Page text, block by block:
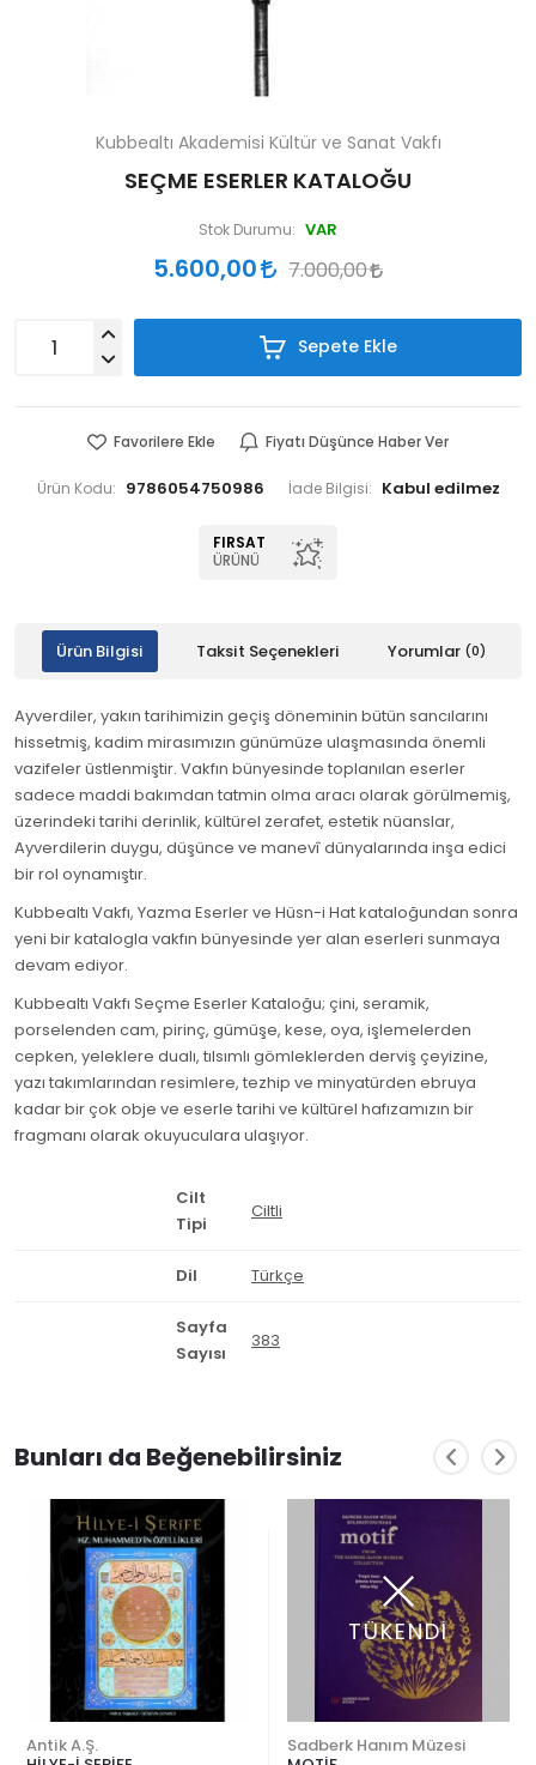
Kubbealtı Akademisi Kültür ve Sanat Vakfı
SEÇME ESERLER KATALOĞU
Stok Durumu: VAR
5.600,00 7.000,00
Sepete Ekle
Favorilere Ekle Fiyatı Düşünce Haber Ver
Ürün Kodu: 9786054750986 İade Bilgisi:
FIRSAT
ÜRÜNÜ
Ürün Bilgisi Taksit Seçenekleri Yorumlar (0)
Ayverdiler, yakın tarihimizin geçiş döneminin bütün sancılarını
hissetmiş, kadim mirasımızın günümüze ulaşmasında önemli
vazifeler üstlenmiştir. Vakfın bünyesinde toplanılan eserler
sadece maddi bakımdan tatmin olma aracı olarak görülmemiş,
üzerindeki tarihi derinlik, kültürel zerafet, estetik nüanslar,
Ayverdilerin duygu, düşünce ve manevî dünyalarında inşa edici
bir rol oynamıştır.
Kubbealtı Vakfı, Yazma Eserler ve Hüsn-i Hat kataloğundan sonra
yeni bir katalogla vakfın bünyesinde yer alan eserleri sunmaya
devam ediyor.
Kubbealtı Vakfı Seçme Eserler Kataloğu; çini, seramik,
porselenden cam, pirinç, gümüşe, kese, oya, işlemelerden
cepken, yeleklere dualı, tılsımlı gömleklerden derviş çeyizine,
yazı takımlarından resimlere, tezhip ve minyatürden ebruya
kadar bir çok obje ve eserle tarihi ve kültürel hafızamızın bir
fragmanı olarak okuyuculara ulaşıyor.
Cilt
Tipi
Ciltli
Dil Türkçe
Sayfa
Sayısı
383
Bunları da Beğenebilirsiniz
Antik A.Ş.
TÜKENDİ
Sadberk Hanım Müzesi